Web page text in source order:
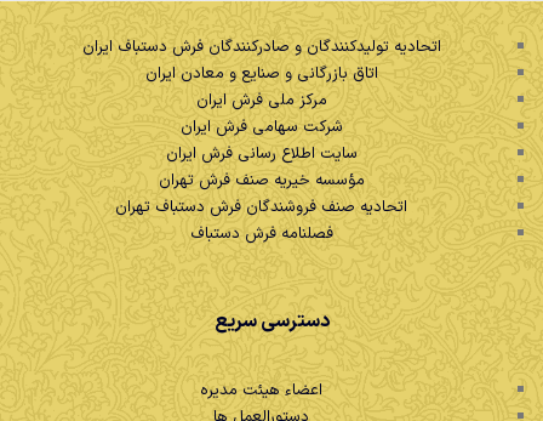
اتحادیه تولیدکنندگان و صادرکنندگان فرش دستباف ایران
اتاق بازرگانی و صنایع و معادن ایران
مرکز ملی فرش ایران
شرکت سهامی فرش ایران
سایت اطلاع رسانی فرش ایران
مؤسسه خیریه صنف فرش تهران
اتحادیه صنف فروشندگان فرش دستباف تهران
فصلنامه فرش دستباف
دسترسی سریع
اعضاء هیئت مدیره